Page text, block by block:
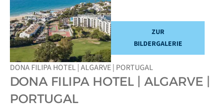
ZUR
BILDERGALERIE
DONA FILIPA HOTEL | ALGARVE | PORTUGAL
DONA FILIPA HOTEL | ALGARVE |
PORTUGAL